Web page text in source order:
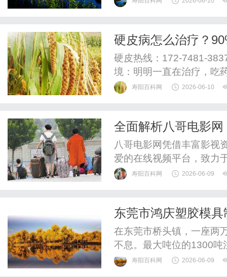
DHL国际快递公司小...
硬皮病怎么治疗？
硬皮热线：172-7481-
境：明明一直在治疗，吃
脚僵硬、遇冷发白的症状
键所在。中医调理硬皮病
寿阳百科网 2026-06-10
全面解析八哥电影
八哥电影网凭借丰富影视
爱的在线视频平台，致力
寿阳百科网 2026-06-09
东莞市鸿庆塑胶模
在东莞市桥头镇，一座两
不息。最大吨位的1300吨
壳，另一侧的精密车间里
寿阳百科网 2026-06-09